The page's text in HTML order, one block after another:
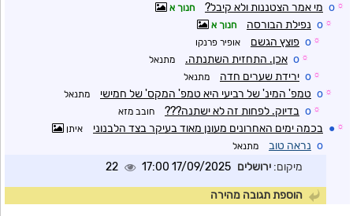
☼
o מי אמר הצטננות ולא קיבל? חנוך א
☼
o נפילת הבורסה חנוך א
☼
o פוצץ הגשם אופיר פרנקו
☼
o אכן. התחזית השתנתה. מתנאל
☼
o ירידת שערים חדה מתנאל
☼
o טמפ' המינ' של רביעי היא טמפ' המקס' של חמישי מתנאל
☼
o בדיוק. לפחות זה לא ישתנה??? חובב מזא
☼
● בכמה ימים האחרונים מעונן מאוד בעיקר בצד הלבנוני איתן
o נראה טוב מתנאל
מיקום: ירושלים 17/09/2025 17:00
22
הוספת תגובה מהירה